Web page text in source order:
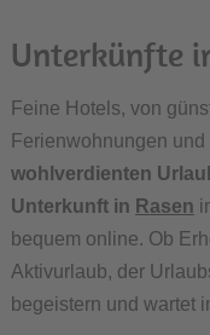
Unterkünfte
Feine Hotels, von
Ferienwohnungen
wohlverdienten
Unterkunft in Rasen
bequem online. Ob
Aktivurlaub, der
begeistern und wartet